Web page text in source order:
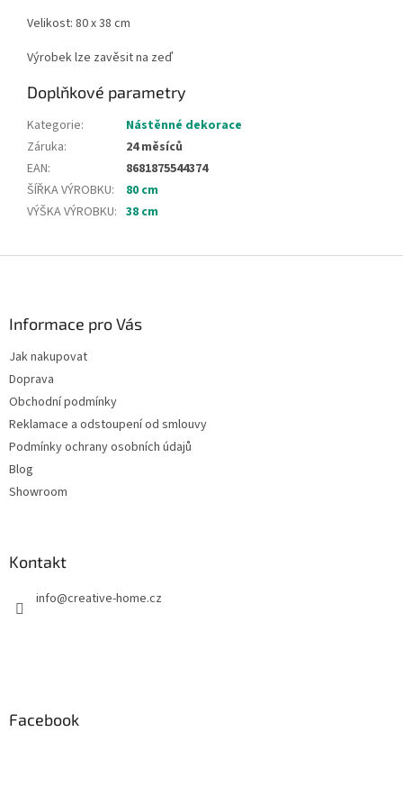
Velikost: 80 x 38 cm
Výrobek lze zavěsit na zeď
Doplňkové parametry
Kategorie:
Nástěnné dekorace
Záruka:
24 měsíců
EAN:
8681875544374
ŠÍŘKA VÝROBKU:
80 cm
VÝŠKA VÝROBKU: 38 cm
Informace pro Vás
Jak nakupovat
Doprava
Obchodní podmínky
Reklamace a odstoupení od smlouvy
Podmínky ochrany osobních údajů
Blog
Showroom
Kontakt
info@creative-home.cz
Facebook